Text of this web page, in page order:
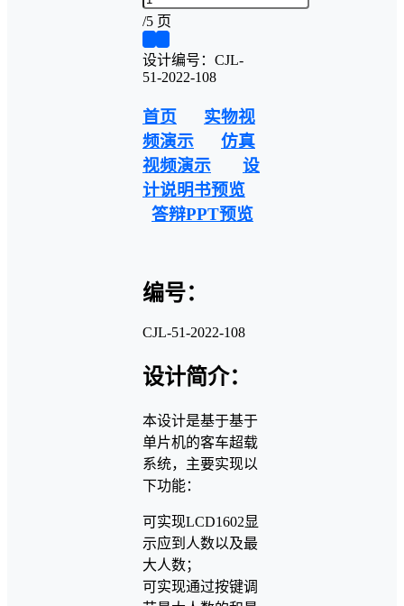
/5 页
设计编号：CJL-
51-2022-108
首页
实物视
频演示
仿真
视频演示
设
计说明书预览
答辩PPT预览
编号：
CJL-51-2022-108
设计简介：
本设计是基于基于
单片机的客车超载
系统，主要实现以
下功能：
可实现LCD1602显
示应到人数以及最
大人数；
可实现通过按键调